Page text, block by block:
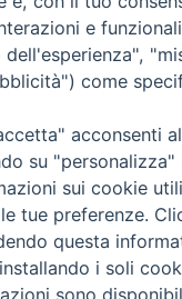
presidenza
& Vita - C.F
diritti -Privacy-
e
come
acconsenti
su "personalizza"
sui cookie
tue preferenze.
questa
i soli